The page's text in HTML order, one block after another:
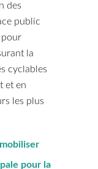
des
public
pour
la
cyclables
et en
les plus
pour la